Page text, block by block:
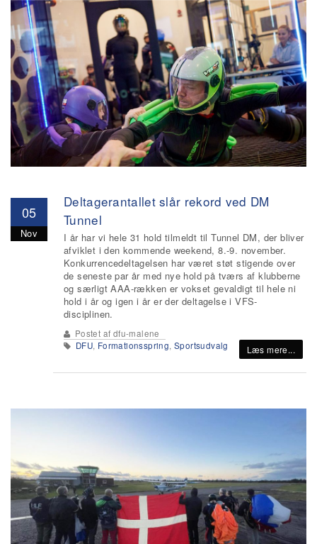
05
Nov
Deltagerantallet slår rekord ved DM
Tunnel
I år har vi hele 31 hold tilmeldt til Tunnel DM, der bliver
afviklet i den kommende weekend, 8.-9. november.
Konkurrencedeltagelsen har været støt stigende over
de seneste par år med nye hold på tværs af klubberne
og særligt AAA-rækken er vokset gevaldigt til hele ni
hold i år og igen i år er der deltagelse i VFS-
disciplinen.
Postet af dfu-malene
DFU, Formationsspring,Sportsudvalg Læs mere...